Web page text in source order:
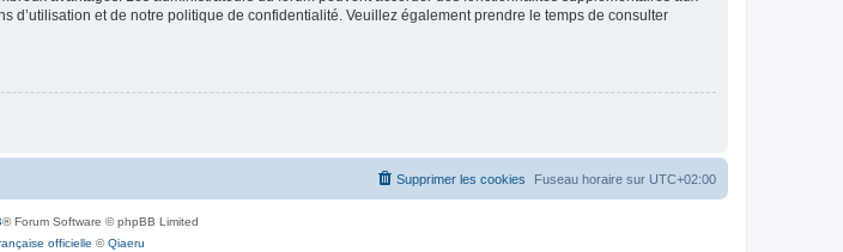
d’utilisation et de notre politique de confidentialité. Veuillez également prendre le temps de consulter
Fuseau horaire sur UTC+02:00
Supprimer les cookies
® Forum Software © phpBB Limited
officielle ©Qiaeru